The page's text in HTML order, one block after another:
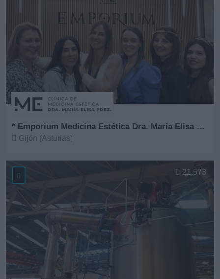
* Emporium Medicina Estética Dra. María Elisa Fernández
Gijón (Asturias)
21.573